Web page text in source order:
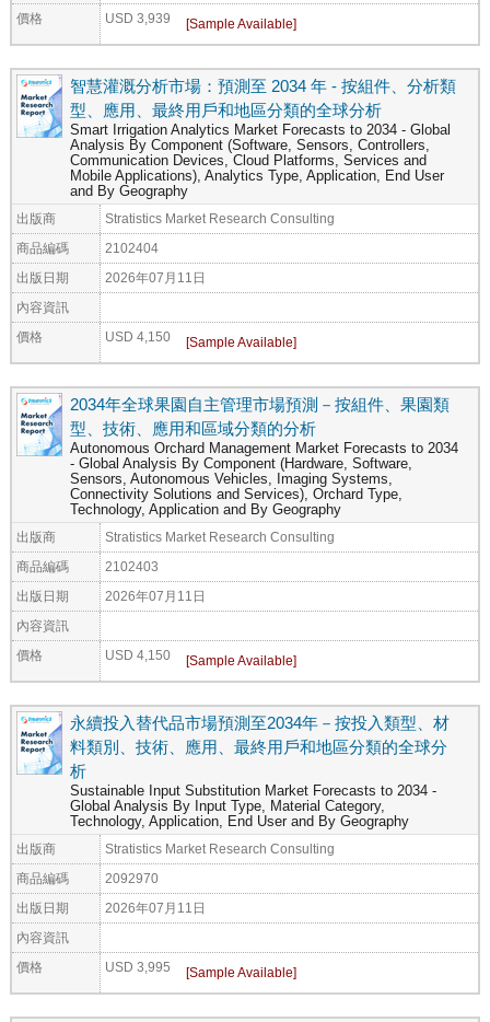
價格 USD 3,939
智慧灌溉分析市場：預測至 2034 年 - 按組件、分析類
型、應用、最終用戶和地區分類的全球分析
Smart Irrigation Analytics Market Forecasts to 2034 - Global
Analysis By Component (Software, Sensors, Controllers,
Communication Devices, Cloud Platforms, Services and
Mobile Applications), Analytics Type, Application, End User
and By Geography
出版商 Stratistics Market Research Consulting
商品編碼 2102404
出版日期 2026年07月11日
內容資訊
價格 USD 4,150
2034年全球果園自主管理市場預測－按組件、果園類
型、技術、應用和區域分類的分析
Autonomous Orchard Management Market Forecasts to 2034
- Global Analysis By Component (Hardware, Software,
Sensors, Autonomous Vehicles, Imaging Systems,
Connectivity Solutions and Services), Orchard Type,
Technology, Application and By Geography
出版商 Stratistics Market Research Consulting
商品編碼 2102403
出版日期 2026年07月11日
內容資訊
價格 USD 4,150
永續投入替代品市場預測至2034年－按投入類型、材
料類別、技術、應用、最終用戶和地區分類的全球分
析
Sustainable Input Substitution Market Forecasts to 2034 -
Global Analysis By Input Type, Material Category,
Technology, Application, End User and By Geography
出版商 Stratistics Market Research Consulting
商品編碼 2092970
出版日期 2026年07月11日
內容資訊
價格 USD 3,995